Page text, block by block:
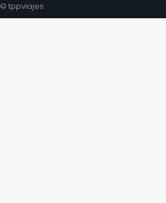
© tppviajes